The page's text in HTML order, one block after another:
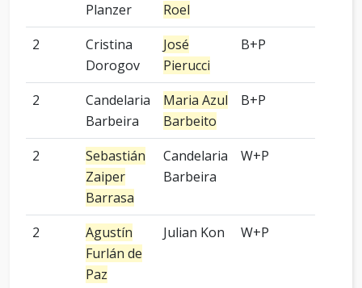
Planzer
Roel
2
Cristina
Dorogov
José
Pierucci
B+P
2
Candelaria
Barbeira
Maria Azul
Barbeito
B+P
2
Sebastián
Zaiper
Barrasa
Candelaria
Barbeira
W+P
2
Agustín
Furlán de
Paz
Julian Kon W+P